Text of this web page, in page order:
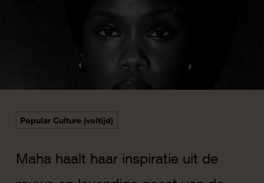
Popular Culture (voltijd)
Maha haalt haar inspiratie uit de